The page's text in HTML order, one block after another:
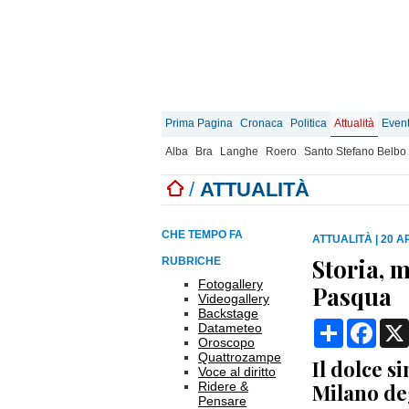
Prima Pagina Cronaca Politica Attualità
Alba Bra Langhe Roero Santo Stefano Belbo
/ ATTUALITÀ
CHE TEMPO FA
RUBRICHE
Fotogallery
Videogallery
Backstage
Datameteo
Oroscopo
Quattrozampe
Voce al diritto
Ridere &
Pensare
ATTUALITÀ 20
Storia,
Pasqua
Condividi
Il dolce
Milano